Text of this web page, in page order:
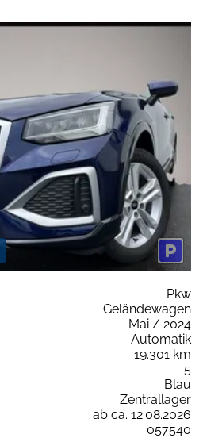
Pkw
Geländewagen
Mai / 2024
Automatik
19.301 km
5
Blau
Zentrallager
ab ca. 12.08.2026
057540